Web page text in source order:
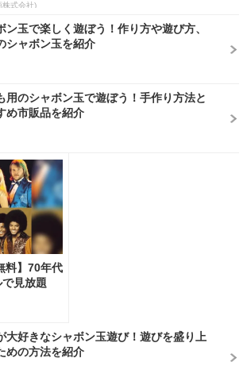
株式会社)
ン玉で楽しく遊ぼう！作り方や遊び方、
シャボン玉を紹介
用のシャボン玉で遊ぼう！手作り方法と
め市販品を紹介
料】70年代
見放題
大好きなシャボン玉遊び！遊びを盛り上
めの方法を紹介